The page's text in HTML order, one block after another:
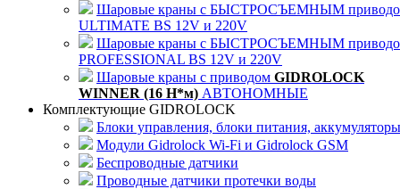
Шаровые краны с БЫСТРОСЪЕМНЫМ
ULTIMATE BS 12V и 220V
Шаровые краны с БЫСТРОСЪЕМНЫМ
PROFESSIONAL BS 12V и 220V
Шаровые краны с приводом GIDROLOCK
WINNER (16 Н*м) АВТОНОМНЫЕ
Комплектующие GIDROLOCK
Блоки управления, блоки питания, аккумуляторы
Модули Gidrolock Wi-Fi и Gidrolock GSM
Беспроводные датчики
Проводные датчики протечки воды